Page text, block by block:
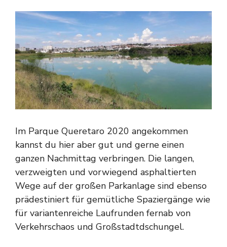
Im Parque Queretaro 2020 angekommen
kannst du hier aber gut und gerne einen
ganzen Nachmittag verbringen. Die langen,
verzweigten und vorwiegend asphaltierten
Wege auf der großen Parkanlage sind ebenso
prädestiniert für gemütliche Spaziergänge wie
für variantenreiche Laufrunden fernab von
Verkehrschaos und Großstadtdschungel.